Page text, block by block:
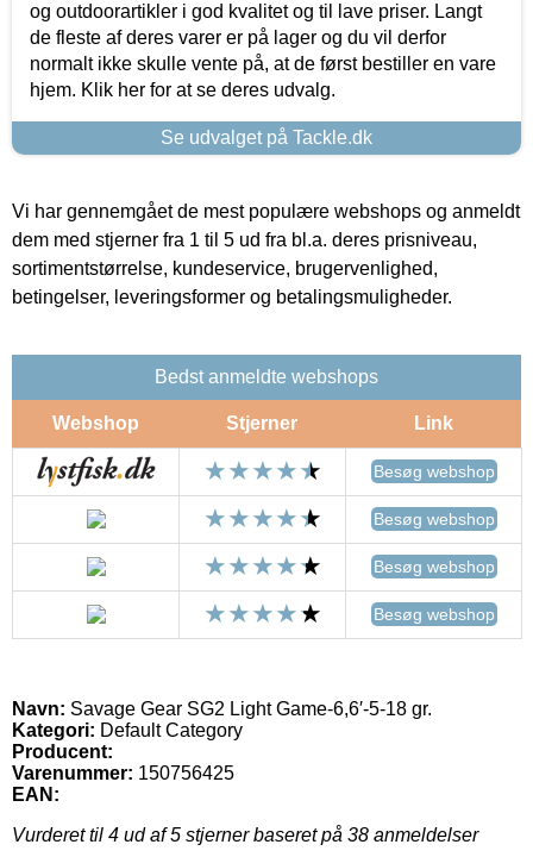
og outdoorartikler i god kvalitet og til lave priser. Langt
de fleste af deres varer er på lager og du vil derfor
normalt ikke skulle vente på, at de først bestiller en vare
hjem. Klik her for at se deres udvalg.
Se udvalget på Tackle.dk
Vi har gennemgået de mest populære webshops og anmeldt
dem med stjerner fra 1 til 5 ud fra bl.a. deres prisniveau,
sortimentstørrelse, kundeservice, brugervenlighed,
betingelser, leveringsformer og betalingsmuligheder.
Bedst anmeldte webshops
Webshop Stjerner Link
Besøg webshop
Besøg webshop
Besøg webshop
Besøg webshop
Navn: Savage Gear SG2 Light Game-6,6′-5-18 gr.
Kategori: Default Category
Producent:
Varenummer: 150756425
EAN:
Vurderet til 4 ud af 5 stjerner baseret på 38 anmeldelser